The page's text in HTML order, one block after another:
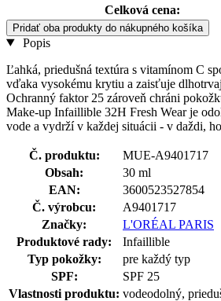
Celková cena:
Pridať oba produkty do nákupného košíka
Popis
Ľahká, priedušná textúra s vitamínom C
vďaka vysokému krytiu a zaisťuje
Ochranný faktor 25 zároveň chráni
Make-up Infaillible 32H Fresh Wear je
vode a vydrží v každej situácii - v daždi,
Č. produktu:
MUE-A9401717
Obsah:
30 ml
EAN:
3600523527854
Č. výrobcu:
A9401717
Značky:
L'ORÉAL PARIS
Produktové rady:
Infaillible
Typ pokožky:
pre každý typ
SPF:
SPF 25
Vlastnosti produktu: vodeodolný,